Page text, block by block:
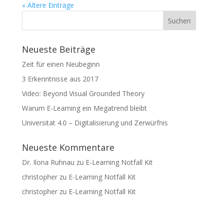
« Ältere Einträge
Neueste Beiträge
Zeit für einen Neubeginn
3 Erkenntnisse aus 2017
Video: Beyond Visual Grounded Theory
Warum E-Learning ein Megatrend bleibt
Universität 4.0 – Digitalisierung und Zerwürfnis
Neueste Kommentare
Dr. Ilona Ruhnau zu E-Learning Notfall Kit
christopherzu E-Learning Notfall Kit
christopherzu E-Learning Notfall Kit